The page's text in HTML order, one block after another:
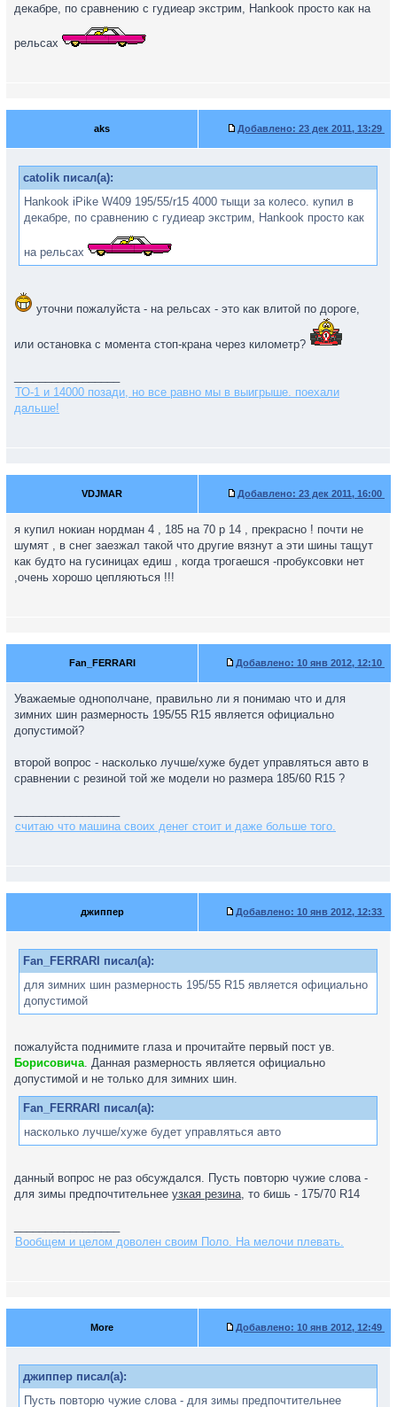
декабре, по сравнению с гудиеар экстрим, Hankook просто как на
рельсах
aks Добавлено: 23 дек 2011, 13:29
catolik писал(а):
Hankook iPike W409 195/55/r15 4000 тыщи за колесо. купил в
декабре, по сравнению с гудиеар экстрим, Hankook просто как
на рельсах
уточни пожалуйста - на рельсах - это как влитой по дороге,
или остановка с момента стоп-крана через километр?
ТО-1 и 14000 позади, но все равно мы в выигрыше. поехали
дальше!
VDJMAR Добавлено: 23 дек 2011, 16:00
я купил нокиан нордман 4 , 185 на 70 р 14 , прекрасно ! почти не
шумят , в снег заезжал такой что другие вязнут а эти шины тащут
как будто на гусиницах едиш , когда трогаешся -пробуксовки нет
,очень хорошо цепляються !!!
Fan_FERRARI Добавлено: 10 янв 2012, 12:10
Уважаемые однополчане, правильно ли я понимаю что и для
зимних шин размерность 195/55 R15 является официально
допустимой?
второй вопрос - насколько лучше/хуже будет управляться авто в
сравнении с резиной той же модели но размера 185/60 R15 ?
считаю что машина своих денег стоит и даже больше того.
джиппер Добавлено: 10 янв 2012, 12:33
Fan_FERRARI писал(а):
для зимних шин размерность 195/55 R15 является официально
допустимой
пожалуйста поднимите глаза и прочитайте первый пост ув.
Борисовича. Данная размерность является официально
допустимой и не только для зимних шин.
Fan_FERRARI писал(а):
насколько лучше/хуже будет управляться авто
данный вопрос не раз обсуждался. Пусть повторю чужие слова -
для зимы предпочтительнее узкая резина, то бишь - 175/70 R14
Вообщем и целом доволен своим Поло. На мелочи плевать.
More Добавлено: 10 янв 2012, 12:49
джиппер писал(а):
Пусть повторю чужие слова - для зимы предпочтительнее